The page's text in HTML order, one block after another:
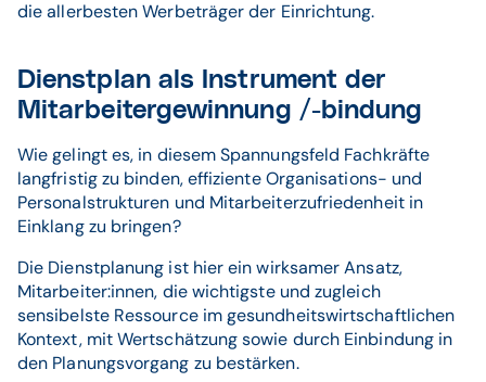
die allerbesten Werbeträger der Einrichtung.
Dienstplan als Instrument der
Mitarbeitergewinnung /-bindung
Wie gelingt es, in diesem Spannungsfeld Fachkräfte
langfristig zu binden, effiziente Organisations- und
Personalstrukturen und Mitarbeiterzufriedenheit in
Einklang zu bringen?
Die Dienstplanung ist hier ein wirksamer Ansatz,
Mitarbeiter:innen, die wichtigste und zugleich
sensibelste Ressource im gesundheitswirtschaftlichen
Kontext, mit Wertschätzung sowie durch Einbindung in
den Planungsvorgang zu bestärken.